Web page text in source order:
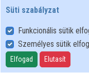
kezdeményezésére
jogosultak körét.
A videotorium.hu oldal
való hozzáférés
Süti szabályzat
Funkcionális sütik
Személyes sütik
Elfogad Elutasít